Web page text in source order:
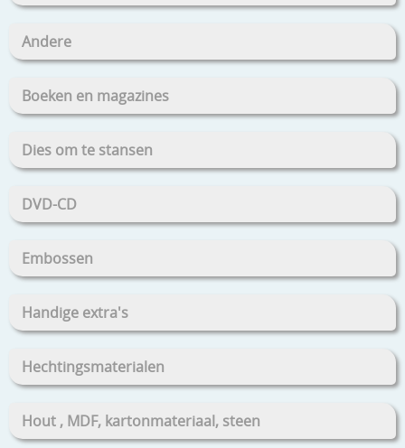
Andere
Boeken en magazines
Dies om te stansen
DVD-CD
Embossen
Handige extra's
Hechtingsmaterialen
Hout , MDF, kartonmateriaal, steen